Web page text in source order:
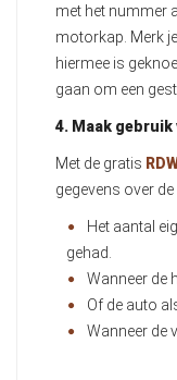
met het nummer
motorkap. Merk
hiermee is
gaan om een
4. Maak gebruik
Met de gratis
gegevens over
Het aantal
gehad.
Wanneer de
Of de auto
Wanneer de